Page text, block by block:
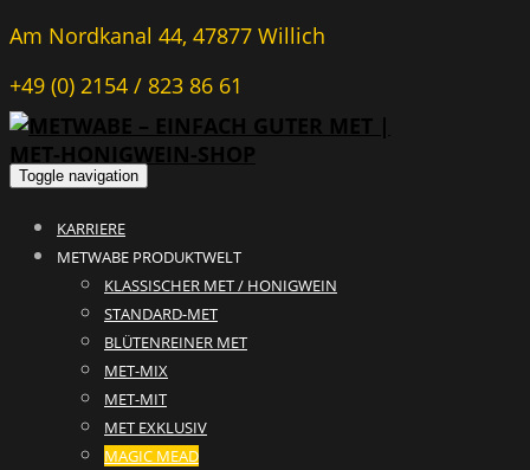
Am Nordkanal 44, 47877 Willich
+49 (0) 2154 / 823 86 61
Toggle navigation
KARRIERE
METWABE PRODUKTWELT
KLASSISCHER MET / HONIGWEIN
STANDARD-MET
BLÜTENREINER MET
MET-MIX
MET-MIT
MET EXKLUSIV
MAGIC MEAD